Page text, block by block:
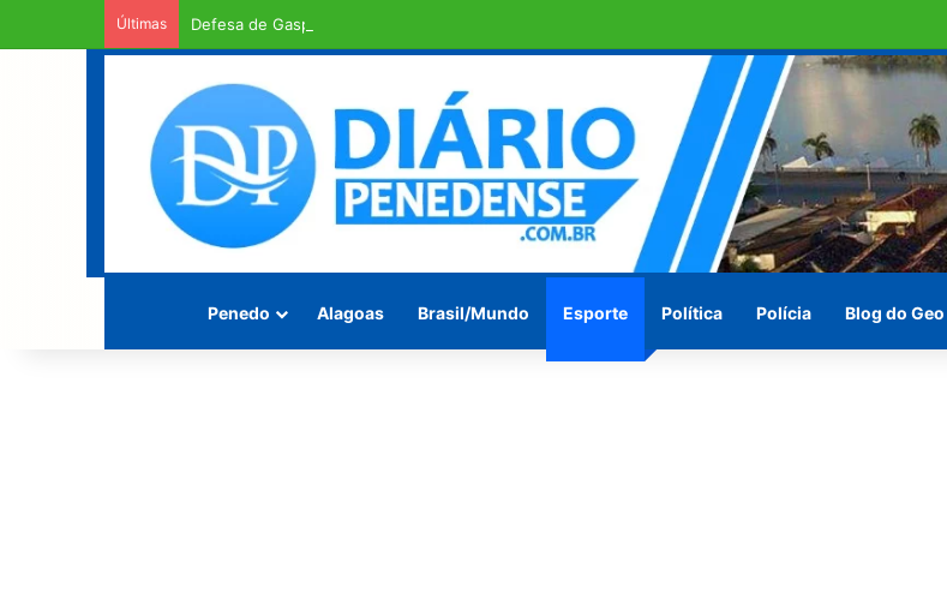
Últimas Defesa de Gaspar pede urgência em exame de DNA sobre suspeita de estupro
Penedo Alagoas Brasil/Mundo Esporte Política Polícia Blog do Geo